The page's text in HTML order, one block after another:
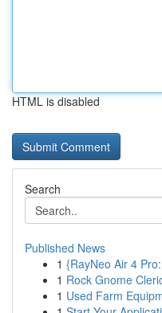
HTML is disabled
Search
Published News
1 {RayNeo Air 4
1 Rock Gnome
1 Used Farm